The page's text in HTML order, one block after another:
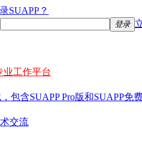
SUAPP？
登录
工作平台
包含SUAPP Pro版和SUAPP免
交流